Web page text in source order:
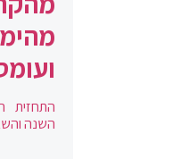
התחזית
השנה